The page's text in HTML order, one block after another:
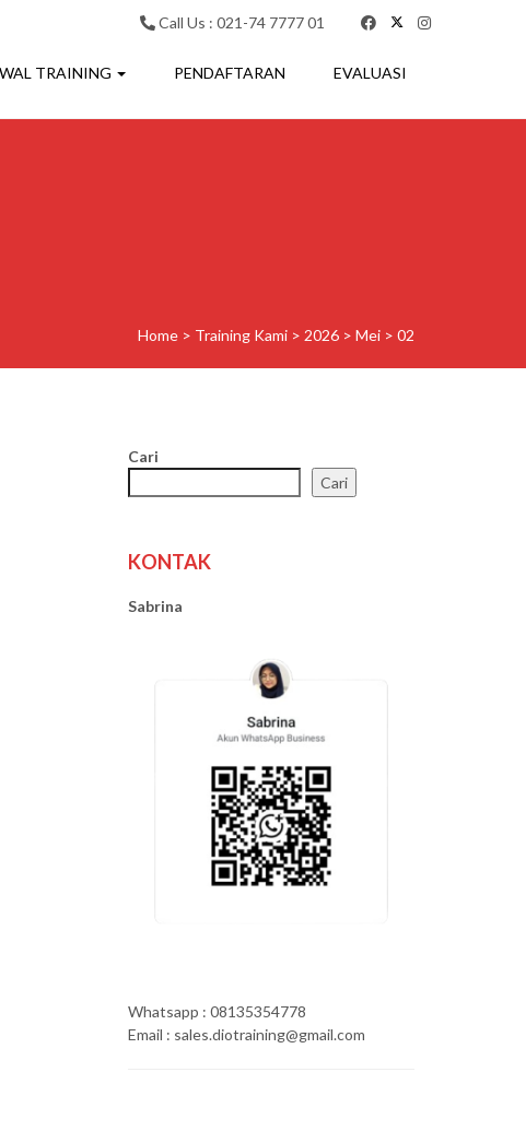
Call Us : 021-74 7777 01
TRAINING PENDAFTARAN EVALUASI
Home > Training Kami > 2026 > Mei > 02
Cari
Cari
KONTAK
Sabrina
Whatsapp : 08135354778
Email : sales.diotraining@gmail.com